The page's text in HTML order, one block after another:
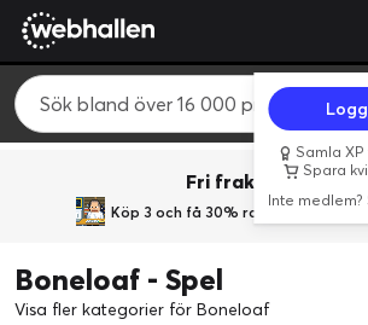
Samla
Spara
Inte medlem?
Fri frakt över 800
Köp 3 och få 30% rabatt med
Boneloaf - Spel
Visa fler kategorier för Boneloaf